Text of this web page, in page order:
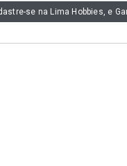
se na Lima Hobbies, e